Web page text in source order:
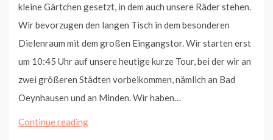
kleine Gärtchen gesetzt, in dem auch unsere Räder stehen.
Wir bevorzugen den langen Tisch in dem besonderen
Dielenraum mit dem großen Eingangstor. Wir starten erst
um 10:45 Uhr auf unsere heutige kurze Tour, bei der wir an
zwei größeren Städten vorbeikommen, nämlich an Bad
Oeynhausen und an Minden. Wir haben…
Continue readingVon